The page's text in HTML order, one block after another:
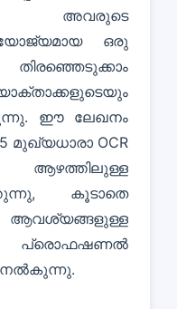
അവരുടെ
ഒരു
ഈ ലേഖനം
മുഖ്യധാരാ OCR
ആഴത്തിലുള്ള
കൂടാതെ
പ്രൊഫഷണൽ
നൽകുന്നു.